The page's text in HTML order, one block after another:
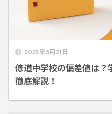
2025年3月21日
修道中学校の偏差値は？
徹底解説！